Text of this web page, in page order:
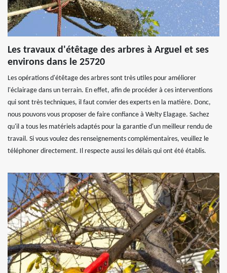
Les travaux d'étêtage des arbres à Arguel et ses
environs dans le 25720
Les opérations d'étêtage des arbres sont très utiles pour améliorer
l'éclairage dans un terrain. En effet, afin de procéder à ces interventions
qui sont très techniques, il faut convier des experts en la matière. Donc,
nous pouvons vous proposer de faire confiance à Welty Elagage. Sachez
qu'il a tous les matériels adaptés pour la garantie d'un meilleur rendu de
travail. Si vous voulez des renseignements complémentaires, veuillez le
téléphoner directement. Il respecte aussi les délais qui ont été établis.